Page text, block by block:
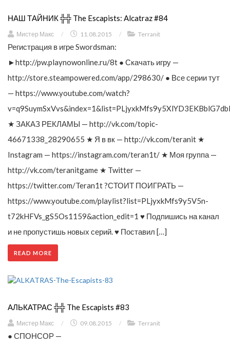
НАШ ТАЙНИК ╬╬ The Escapists: Alcatraz #84
Мистер Макс / 11.08.2015 / Terranit
Регистрация в игре Swordsman:
►http://pw.playnowonline.ru/8t ● Скачать игру —
http://store.steampowered.com/app/298630/ ● Все серии тут
— https://www.youtube.com/watch?
★ ЗАКАЗ РЕКЛАМЫ — http://vk.com/topic-
46671338_28290655 ★ Я в вк — http://vk.com/teranit ★
Instagram — https://instagram.com/teran1t/ ★ Моя группа —
http://vk.com/teranitgame ★ Twitter —
https://twitter.com/Teran1t ?СТОИТ ПОИГРАТЬ —
https://www.youtube.com/playlist?list=PLjyxkMfs9y5V5n-
t72kHFVs_gS5Os1159&action_edit=1 ♥ Подпишись на канал
и не пропустишь новых серий. ♥ Поставил […]
READ MORE
АЛЬКАТРАС ╬╬ The Escapists #83
Мистер Макс / 09.08.2015 / Terranit
● СПОНСОР —